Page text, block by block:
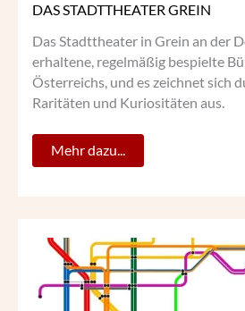
DAS STADTTHEATER GREIN
Das Stadttheater in Grein an der
erhaltene, regelmäßig bespielte
Österreichs, und es zeichnet sich
Raritäten und Kuriositäten aus.
Mehr dazu...
„TRANSIT
MAPS“
NETZPLÄNE